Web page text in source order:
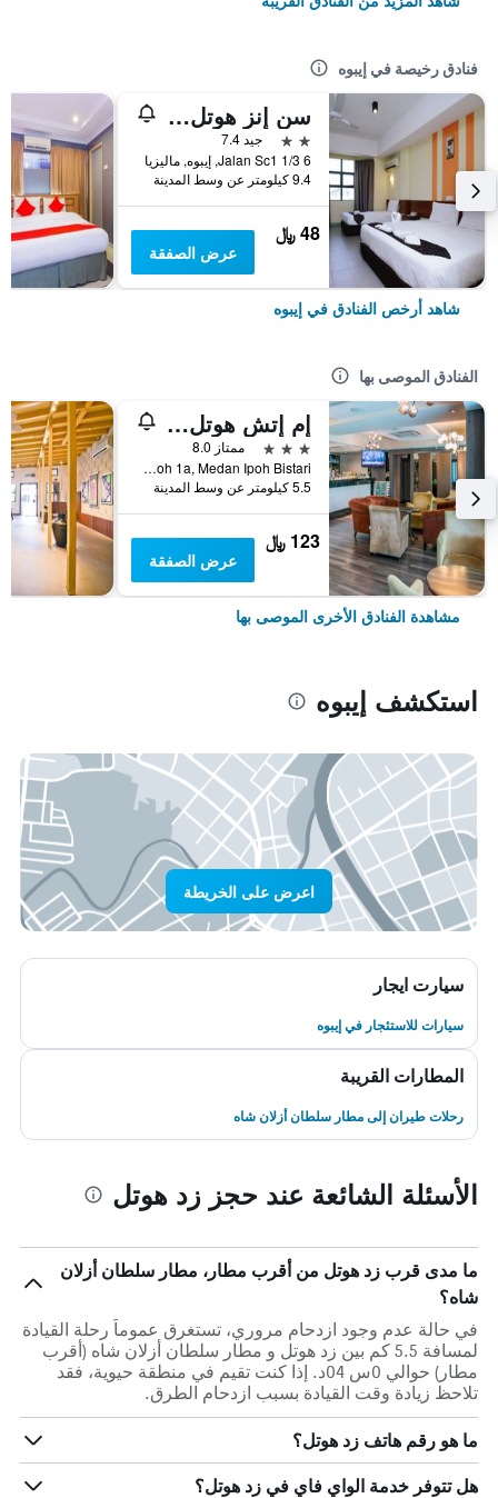
فنادق رخيصة في إيبوه
سن إنز هوتل سانواي سيتي ايبوه
2 نجمتين
جيد 7.4
6 Jalan Sc1 1/3, إيبوه, ماليزيا
9.4 كيلومتر عن وسط المدينة
48 ﷼
عرض الصفقة
شاهد أرخص الفنادق في إيبوه
الفنادق الموصى بها
إم إتش هوتل آيبوه
3 نجوم
ممتاز 8.0
Pt212695b, Jalan Medan Ipoh 1a, Medan Ipoh Bistari, إيبوه, ماليزيا
5.5 كيلومتر عن وسط المدينة
123 ﷼
عرض الصفقة
مشاهدة الفنادق الأخرى الموصى بها
استكشف إيبوه
اعرض على الخريطة
سيارت ايجار
سيارات للاستئجار في إيبوه
المطارات القريبة
رحلات طيران إلى مطار سلطان أزلان شاه
الأسئلة الشائعة عند حجز زد هوتل
ما مدى قرب زد هوتل من أقرب مطار، مطار سلطان أزلان
شاه؟
في حالة عدم وجود ازدحام مروري، تستغرق عموماً رحلة القيادة
لمسافة 5.5 كم بين زد هوتل و مطار سلطان أزلان شاه (أقرب
مطار) حوالي 0س 04د. إذا كنت تقيم في منطقة حيوية، فقد
تلاحظ زيادة وقت القيادة بسبب ازدحام الطرق.
ما هو رقم هاتف زد هوتل؟
هل تتوفر خدمة الواي فاي في زد هوتل؟